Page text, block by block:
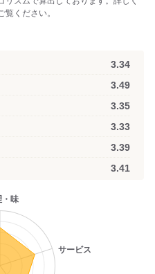
覧ください。
3.34
3.49
3.35
3.33
3.39
3.41
・味
サービス